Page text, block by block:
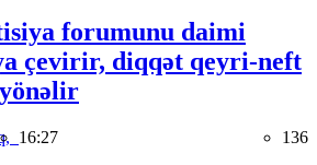
forumunu daimi
çevirir, diqqət qeyri-neft
16:27 136